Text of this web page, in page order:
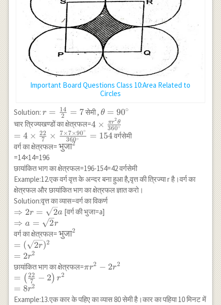
{2520}
Important Board Questions Class 10:Area Related to
Circles
Solution: r=\frac{14}
{2}=7
r = 2
14 = 7सेमी , \theta=90^{\circ}
θ = 90∘
चार त्रिज्यखण्डों का क्षेत्रफल=4 \times \frac{\pi
r^2 \theta}
\frac{22}{7}
\times \frac{7
\times 7 \times
90^{\circ}}
{360^{\circ}}=154
4 × 360∘
πr2 θ
= 4 × 7
22 × 360∘
7 ×7 ×90∘ = 154वर्गसेमी
वर्ग का क्षेत्रफल= \text{भुजा}^2
भुजा2
=14×14=196
छायांकित भाग का क्षेत्रफल=196-154=42 वर्गसेमी
Example:12.एक वर्ग वृत्त के अन्दर बना हुआ है,वृत्त की त्रिज्या r है।वर्ग का
क्षेत्रफल और छायांकित भाग का क्षेत्रफल ज्ञात करो।
Solution:वृत्त का व्यास=वर्ग का विकर्ण
\Rightarrow
2
r=\sqrt{2}
a
⇒ 2r = 2a [वर्ग की भुजा=a]
\Rightarrow
a=\sqrt{2}
r
⇒ a = 2r
वर्ग का क्षेत्रफल= \text{भुजा}^2
r^2
भुजा2
= ( 2r)2
= 2r2
छायांकित भाग का क्षेत्रफल=\pi r^2-2 r^2 \\
\\=8 r^2
πr2 − 2r2
= ( 7
22 − 2) r2
= 8r2
Example:13.एक कार के पहिए का व्यास 80 सेमी है।कार का पहिया 10 मिनट में